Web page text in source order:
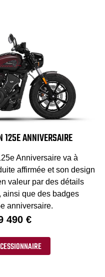
125E ANNIVERSAIRE
Anniversaire va à
affirmée et son design
valeur par des détails
ainsi que des badges
anniversaire.
490 €